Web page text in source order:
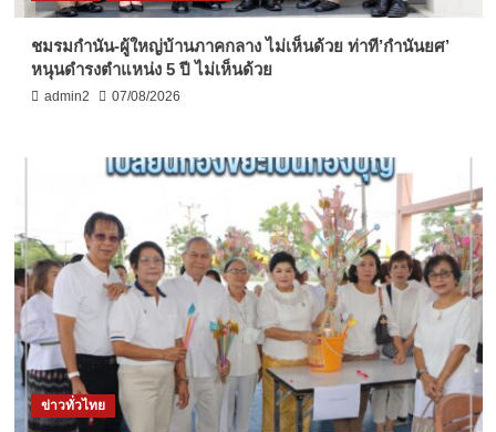
ชมรมกำนัน-ผู้ใหญ่บ้านภาคกลาง ไม่เห็นด้วย ท่าที’กำนันยศ’
หนุนดำรงตำแหน่ง 5 ปี ไม่เห็นด้วย
admin2 07/08/2026
ข่าวทั่วไทย